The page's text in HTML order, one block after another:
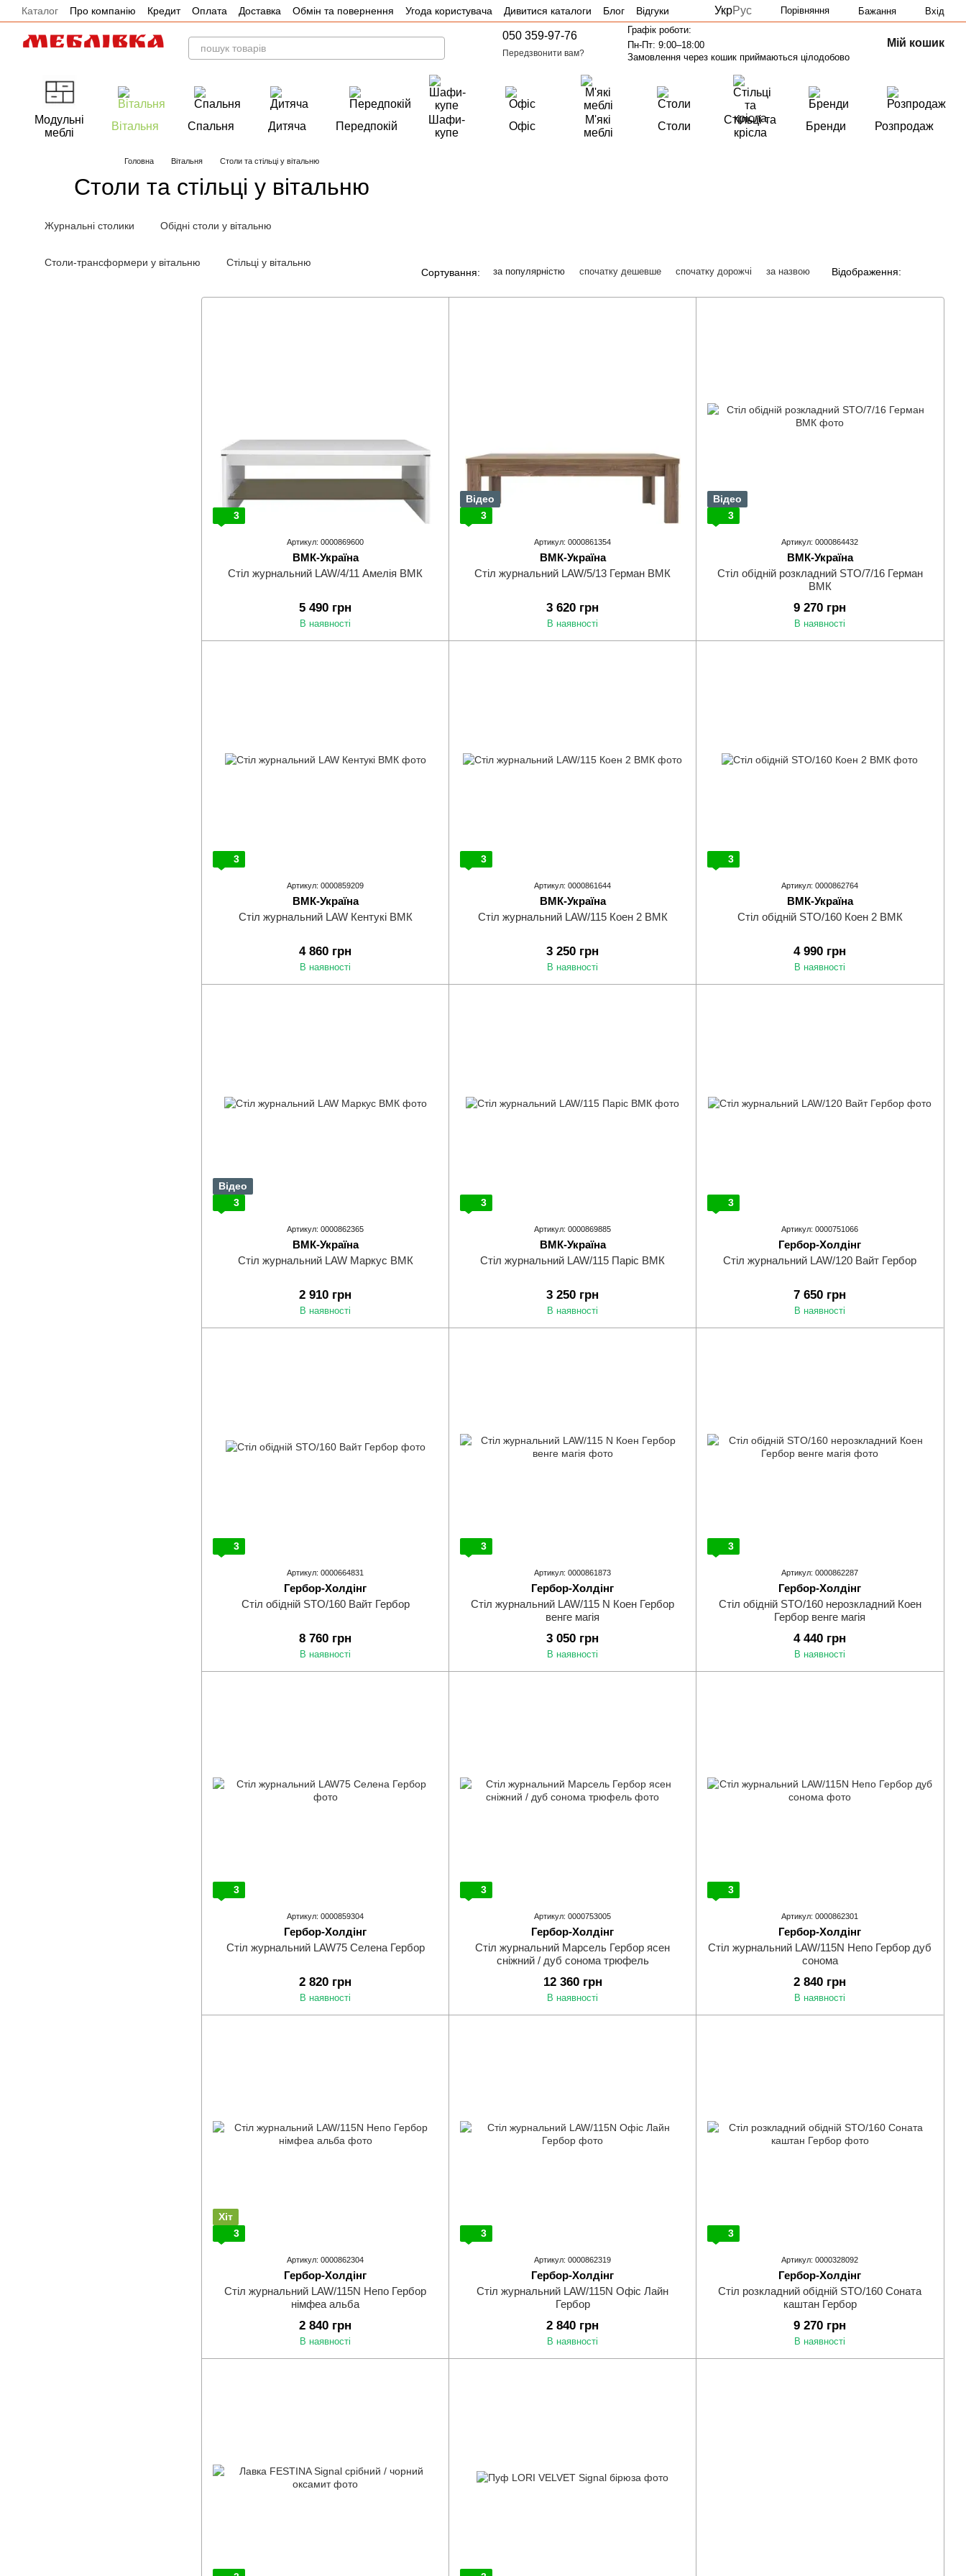
Перейти до основного контенту
Каталог Про компанію Кредит Оплата Доставка Обмін та повернення Угода користувача Дивитися каталоги Блог
Відгуки
Акції
УкрРус Порівняння Бажання Вхід
050 359-97-76
Передзвонити вам?
Графік роботи:
Пн-Пт: 9:00–18:00
Замовлення через кошик приймаються цілодобово
Мій кошик
Модульні
меблі
Вітальня Спальня Дитяча Передпокій
Шафи-
купе
Офіс
М'які
меблі
Столи
Стільці та
крісла
Бренди Розпродаж
Головна Вітальня Столи та стільці у вітальню
Столи та стільці у вітальню
Журнальні столики Обідні столи у вітальню
Столи-трансформери у вітальню
Стільці у вітальню
Сортування:
за популярністю спочатку дешевше спочатку дорожчі за назвою Відображення:
3
Артикул: 0000869600
ВМК-Україна
Стіл журнальний LAW/4/11 Амелія ВМК
5 490 грн
В наявності
Відео
3
Артикул: 0000861354
ВМК-Україна
Стіл журнальний LAW/5/13 Герман ВМК
3 620 грн
В наявності
Відео
3
Артикул: 0000864432
ВМК-Україна
Стіл обідній розкладний STO/7/16 Герман
ВМК
9 270 грн
В наявності
3
Артикул: 0000859209
ВМК-Україна
Стіл журнальний LAW Кентукі ВМК
4 860 грн
В наявності
3
Артикул: 0000861644
ВМК-Україна
Стіл журнальний LAW/115 Коен 2 ВМК
3 250 грн
В наявності
3
Артикул: 0000862764
ВМК-Україна
Стіл обідній STO/160 Коен 2 ВМК
4 990 грн
В наявності
Відео
3
Артикул: 0000862365
ВМК-Україна
Стіл журнальний LAW Маркус ВМК
2 910 грн
В наявності
3
Артикул: 0000869885
ВМК-Україна
Стіл журнальний LAW/115 Паріс ВМК
3 250 грн
В наявності
3
Артикул: 0000751066
Гербор-Холдінг
Стіл журнальний LAW/120 Вайт Гербор
7 650 грн
В наявності
3
Артикул: 0000664831
Гербор-Холдінг
Стіл обідній STO/160 Вайт Гербор
8 760 грн
В наявності
3
Артикул: 0000861873
Гербор-Холдінг
Стіл журнальний LAW/115 N Коен Гербор
венге магія
3 050 грн
В наявності
3
Артикул: 0000862287
Гербор-Холдінг
Стіл обідній STO/160 нерозкладний Коен
Гербор венге магія
4 440 грн
В наявності
3
Артикул: 0000859304
Гербор-Холдінг
Стіл журнальний LAW75 Селена Гербор
2 820 грн
В наявності
3
Артикул: 0000753005
Гербор-Холдінг
Стіл журнальний Марсель Гербор ясен
сніжний / дуб сонома трюфель
12 360 грн
В наявності
3
Артикул: 0000862301
Гербор-Холдінг
Стіл журнальний LAW/115N Непо Гербор дуб
сонома
2 840 грн
В наявності
Хіт
3
Артикул: 0000862304
Гербор-Холдінг
Стіл журнальний LAW/115N Непо Гербор
німфеа альба
2 840 грн
В наявності
3
Артикул: 0000862319
Гербор-Холдінг
Стіл журнальний LAW/115N Офіс Лайн
Гербор
2 840 грн
В наявності
3
Артикул: 0000328092
Гербор-Холдінг
Стіл розкладний обідній STO/160 Соната
каштан Гербор
9 270 грн
В наявності